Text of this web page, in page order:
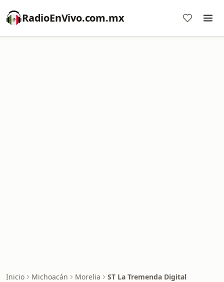
RadioEnVivo.com.mx
Inicio Michoacán Morelia ST La Tremenda Digital